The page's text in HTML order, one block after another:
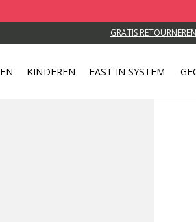
GRATIS RETOURNEREN
KINDEREN FAST IN SYSTEM